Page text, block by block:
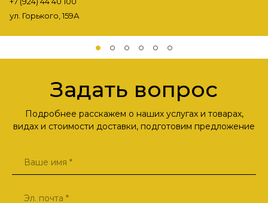
ул. Горького, 159А
Задать вопрос
Подробнее расскажем о наших услугах и товарах,
видах и стоимости доставки, подготовим предложение